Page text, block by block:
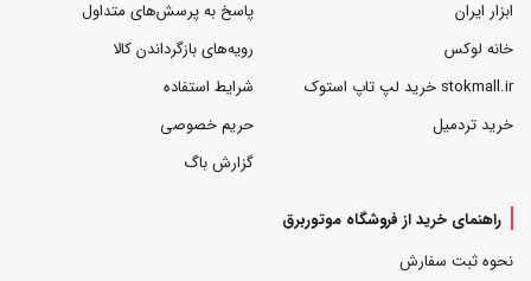
ابزار ایران
خانه لوکس
stokmall.ir خرید لپ تاپ استوک
خرید تردمیل
پاسخ به پرسش‌های متداول
رویه‌های بازگرداندن کالا
شرایط استفاده
حریم خصوصی
گزارش باگ
راهنمای خرید از فروشگاه موتوربرق
نحوه ثبت سفارش